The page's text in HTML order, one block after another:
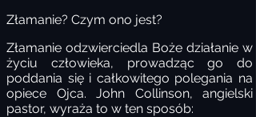
Złamanie? Czym ono jest?
Złamanie odzwierciedla Boże działanie w
życiu człowieka, prowadząc go do
poddania się i całkowitego polegania na
opiece Ojca. John Collinson, angielski
pastor, wyraża to w ten sposób: